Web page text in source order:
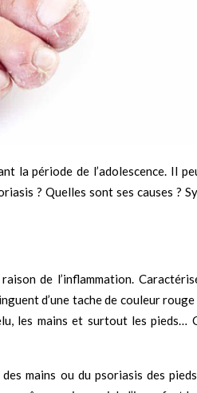
la période de l’adolescence. Il
? Quelles sont ses causes ?
de l’inflammation.
d’une tache de couleur
les mains et surtout les pieds…
mains ou du psoriasis des